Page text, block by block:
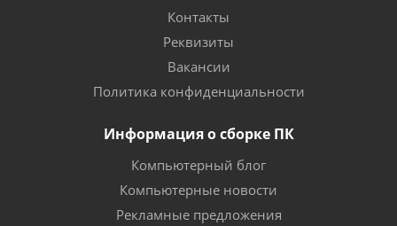
Контакты
Реквизиты
Вакансии
Политика конфиденциальности
Информация о сборке ПК
Компьютерный блог
Компьютерные новости
Рекламные предложения